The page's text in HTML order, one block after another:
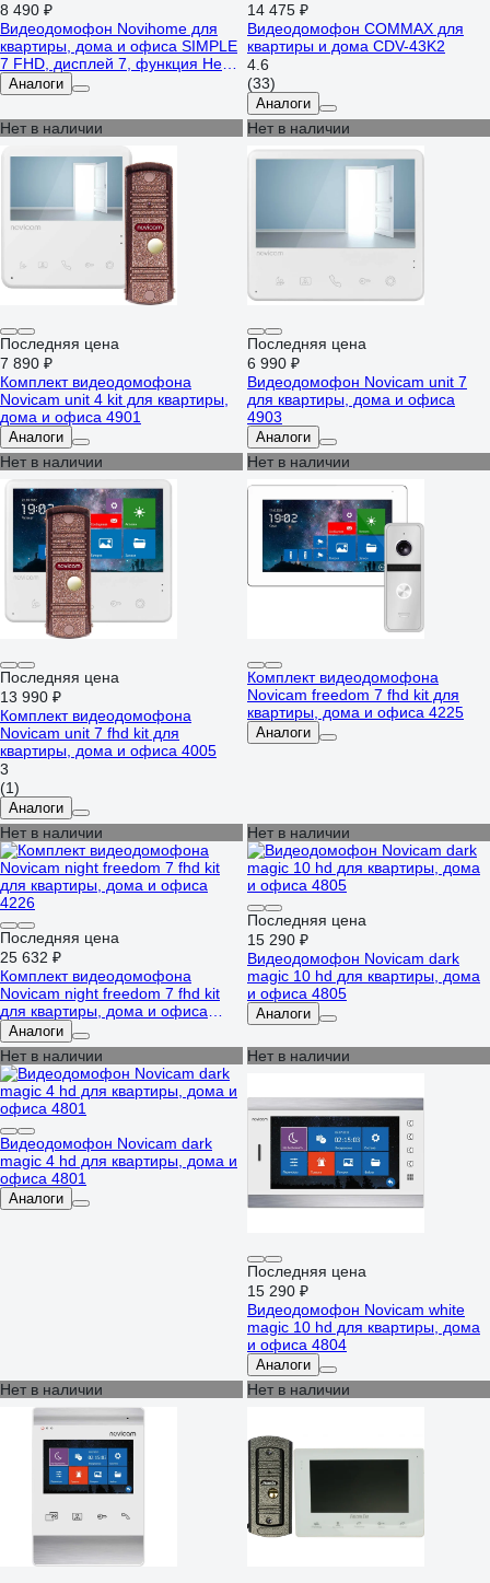
8 490 ₽
Видеодомофон Novihome для
квартиры, дома и офиса SIMPLE
7 FHD, дисплей 7, функция Не
беспокоить, совместим с
подъездным домофоном через
модуль сопряжения 4389
Аналоги
14 475 ₽
Видеодомофон COMMAX для
квартиры и дома CDV-43K2
4.6
(33)
Аналоги
Нет в наличии
Последняя цена
7 890 ₽
Комплект видеодомофона
Novicam unit 4 kit для квартиры,
дома и офиса 4901
Аналоги
Нет в наличии
Последняя цена
6 990 ₽
Видеодомофон Novicam unit 7
для квартиры, дома и офиса
4903
Аналоги
Нет в наличии
Последняя цена
13 990 ₽
Комплект видеодомофона
Novicam unit 7 fhd kit для
квартиры, дома и офиса 4005
3
(1)
Аналоги
Нет в наличии
Комплект видеодомофона
Novicam freedom 7 fhd kit для
квартиры, дома и офиса 4225
Аналоги
Нет в наличии
Последняя цена
25 632 ₽
Комплект видеодомофона
Novicam night freedom 7 fhd kit
для квартиры, дома и офиса
4226
Аналоги
Нет в наличии
Последняя цена
15 290 ₽
Видеодомофон Novicam dark
magic 10 hd для квартиры, дома
и офиса 4805
Аналоги
Нет в наличии
Видеодомофон Novicam dark
magic 4 hd для квартиры, дома и
офиса 4801
Аналоги
Нет в наличии
Последняя цена
15 290 ₽
Видеодомофон Novicam white
magic 10 hd для квартиры, дома
и офиса 4804
Аналоги
Нет в наличии Нет в наличии